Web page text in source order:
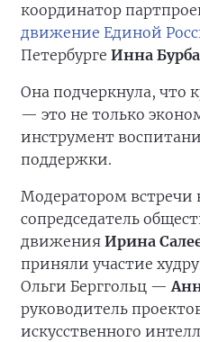
координатор
движение Единой
Петербурге Инна Бурба
Она подчеркнула, что
— это не только
инструмент
поддержки.
Модератором встречи
сопредседатель
движения Ирина
приняли участие
Ольги Берггольц —
руководитель
искусственного